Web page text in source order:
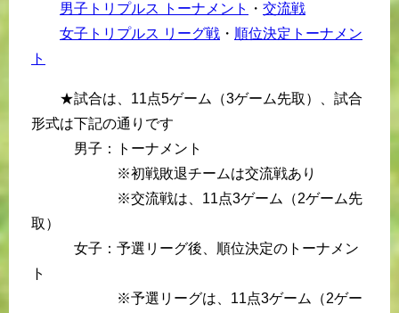
男子トリプルス トーナメント
・ 交流戦
女子トリプルス リーグ戦 ・ 順位決定トーナメン
ト
★試合は、11点5ゲーム（3ゲーム先取）、試合
形式は下記の通りです
男子：トーナメント
※初戦敗退チームは交流戦あり
※交流戦は、11点3ゲーム（2ゲーム先
取）
女子：予選リーグ後、順位決定のトーナメン
ト
※予選リーグは、11点3ゲーム（2ゲー